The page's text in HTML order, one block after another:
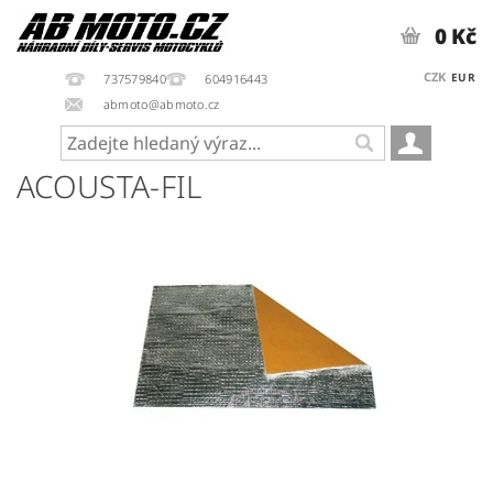
737579840
604916443
abmoto@abmoto.cz
CZK EUR
0 Kč
ACOUSTA-FIL